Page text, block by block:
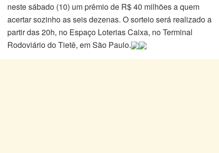
neste sábado (10) um prêmio de R$ 40 milhões a quem
acertar sozinho as seis dezenas. O sorteio será realizado a
partir das 20h, no Espaço Loterias Caixa, no Terminal
Rodoviário do Tietê, em São Paulo.